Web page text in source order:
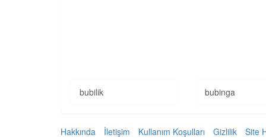
bubilik bubinga
Hakkında İletişim Kullanım Koşulları Gizlilik Site